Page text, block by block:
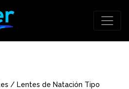
/ Lentes de Natación Tipo